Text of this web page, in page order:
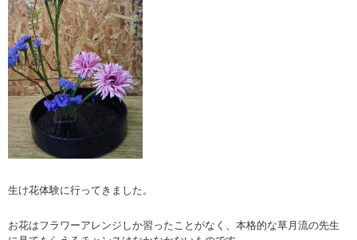
生け花体験に行ってきました。
お花はフラワーアレンジしか習ったことがなく、本格的な草月流の先生